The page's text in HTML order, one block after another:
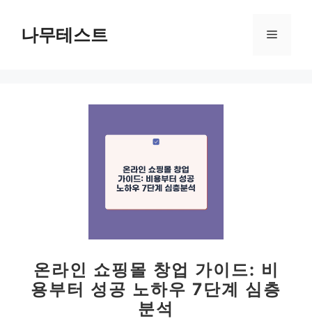
나무테스트 메
온라인 쇼핑몰 창업 가이드: 비
용부터 성공 노하우 7단계 심층
분석